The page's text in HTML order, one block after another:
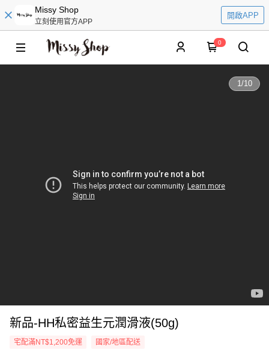
Missy Shop
立刻使用官方APP
開啟APP
0
1/10
新品-HH私密益生元潤滑液(50g)
宅配滿NT$1,200免運 國家/地區配送